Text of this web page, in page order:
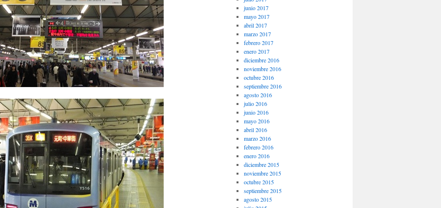
junio 2017
mayo 2017
abril 2017
marzo 2017
febrero 2017
enero 2017
diciembre 2016
noviembre 2016
octubre 2016
septiembre 2016
agosto 2016
julio 2016
junio 2016
mayo 2016
abril 2016
marzo 2016
febrero 2016
enero 2016
diciembre 2015
noviembre 2015
octubre 2015
septiembre 2015
agosto 2015